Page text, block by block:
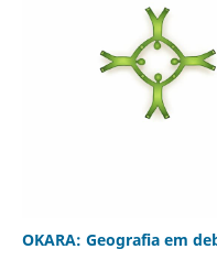
OKARA: Geografia em